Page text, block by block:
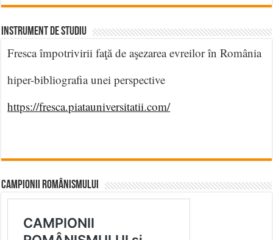
INSTRUMENT DE STUDIU
Fresca împotrivirii faţă de aşezarea evreilor în România
hiper-bibliografia unei perspective
https://fresca.piatauniversitatii.com/
CAMPIONII ROMÂNISMULUI